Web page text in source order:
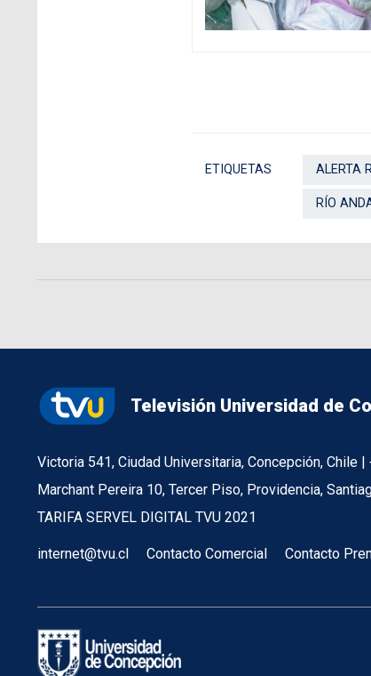
ETIQUETAS ALERTA
RÍO
Televisión Universidad de
Victoria 541, Ciudad Universitaria, Concepción, Chile
Marchant Pereira 10, Tercer Piso, Providencia,
TARIFA SERVEL DIGITAL TVU 2021
internet@tvu.cl Contacto Comercial Contacto